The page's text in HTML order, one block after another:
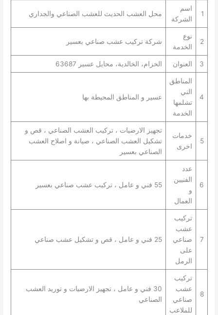
1
اسم
الشركة
محل العشب الحديث للعشب الصناعي والجداري
2
نوع
الخدمة
شركة تركيب عشب صناعي بعسير
3 العنوان الحزام، الخالدية، محايل عسير 63687
4
المناطق
التي
تشلمها
الخدمة
عسير و المناطق المحيطة بها
5
خدمات
اخرى
تجهيز الارضيات ، تركيب العشب الصناعي ، قص و
تشكيل العشب الصناعي ، صيانة و اصلاح العشب
الصناعي بعسير
6
عدد
الفنيين
و
العمال
55 فني و عامل ، تركيب عشب صناعي بعسير
7
تركيب
عشب
صناعي
على
الرمل
25 فني و عامل ، قص و تشكيل عشب صناعي
8
تركيب
عشب
صناعي
للملاعب
30 فني و عامل ، تجهيز الارضيات و توريد العشب
الصناعي